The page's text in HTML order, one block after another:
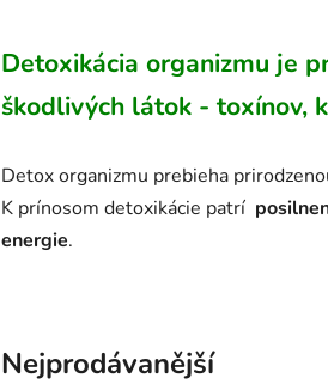
Detoxikácia organizmu je
škodlivých látok - toxínov,
Detox organizmu prebieha
K prínosom detoxikácie patrí
energie.
Nejprodávanější